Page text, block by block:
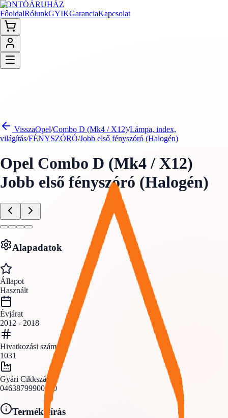
BONTÓÁRUHÁZ
FőoldalRólunkGYIKGaranciaKapcsolat
VisszaOpel/Combo D (Mk4 / X12)/Lámpa, index,
világítás/FÉNYSZÓRÓ/Jobb első fényszóró (Halogén)
Opel Combo D (Mk4 / X12)
Jobb első fényszóró (Halogén)
Alapadatok
Állapot
Használt
Évjárat
2012 - 2018
Hivatkozási szám
1031
Gyári Cikkszám
04638799900010
Termékleírás